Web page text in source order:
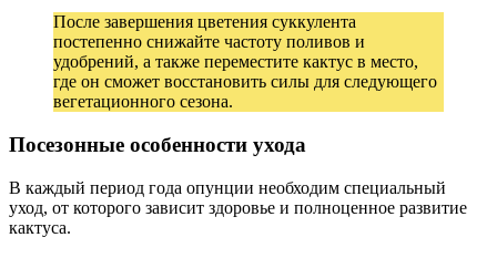
После завершения цветения суккулента
постепенно снижайте частоту поливов и
удобрений, а также переместите кактус в место,
где он сможет восстановить силы для следующего
вегетационного сезона.
Посезонные особенности ухода
В каждый период года опунции необходим специальный
уход, от которого зависит здоровье и полноценное развитие
кактуса.